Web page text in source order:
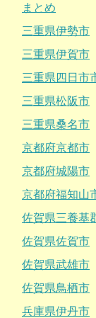
まとめ
三重県伊勢市
三重県伊賀市
三重県四日市
三重県松阪市
三重県桑名市
京都府京都市
京都府城陽市
京都府福知山
佐賀県三養基
佐賀県佐賀市
佐賀県武雄市
佐賀県鳥栖市
兵庫県伊丹市